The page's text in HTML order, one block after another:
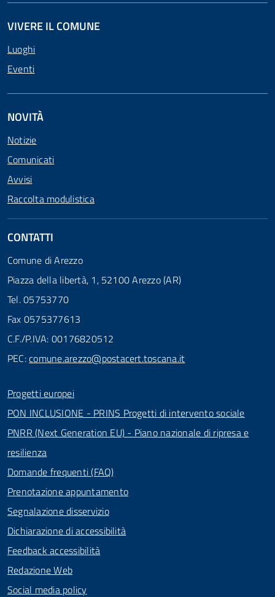
VIVERE IL COMUNE
Luoghi
Eventi
NOVITÀ
Notizie
Comunicati
Avvisi
Raccolta modulistica
CONTATTI
Comune di Arezzo
Piazza della libertà, 1, 52100 Arezzo (AR)
Tel. 05753770
Fax 0575377613
C.F./P.IVA: 00176820512
PEC:comune.arezzo@postacert.toscana.it
Progetti europei
PON INCLUSIONE - PRINS Progetti di intervento sociale
PNRR (Next Generation EU) - Piano nazionale di ripresa e
resilienza
Domande frequenti (FAQ)
Prenotazione appuntamento
Segnalazione disservizio
Dichiarazione di accessibilità
Feedback accessibilità
Redazione Web
Social media policy